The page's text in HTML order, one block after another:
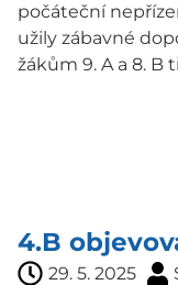
počáteční
užily zábavné
žákům 9. A a 8. B
4.B
29. 5. 2025